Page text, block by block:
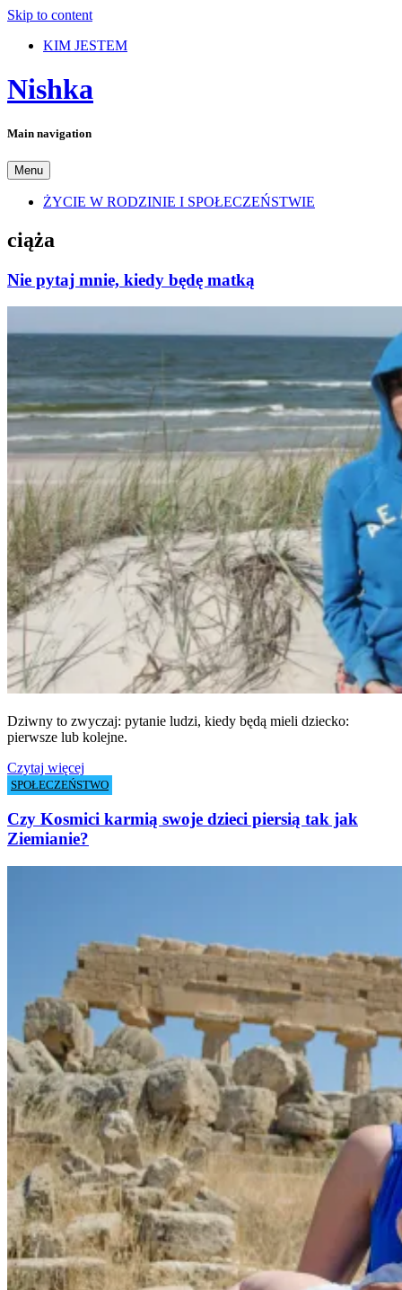
Skip to content
KIM JESTEM
Nishka
Main navigation
Menu
ŻYCIE W RODZINIE I SPOŁECZEŃSTWIE
ciąża
Nie pytaj mnie, kiedy będę matką
Dziwny to zwyczaj: pytanie ludzi, kiedy będą mieli dziecko:
pierwsze lub kolejne.
Czytaj więcej
SPOŁECZEŃSTWO
Czy Kosmici karmią swoje dzieci piersią tak jak
Ziemianie?